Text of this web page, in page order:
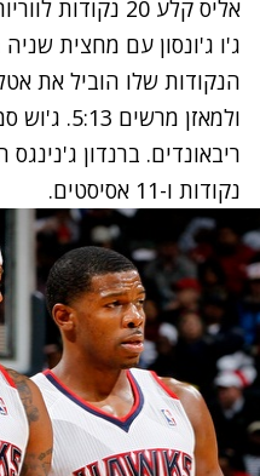
אליס קלע 20 נקודות לווריורס אך גם איבד שבעה כדורים.
נקודות ו-11 אסיסטים.